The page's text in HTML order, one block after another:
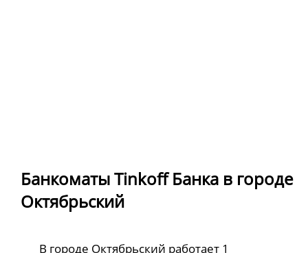
Банкоматы Tinkoff Банка в городе
Октябрьский
В городе Октябрьский работает 1